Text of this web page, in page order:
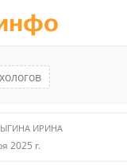
ИРИНА
2025 г.